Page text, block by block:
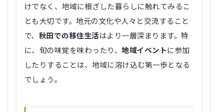
けでなく、地域に根ざした暮らしに触れてみるこ
とも大切です。地元の文化や人々と交流すること
で、 秋田での移住生活はより一層深まります。特
に、旬の味覚を味わったり、地域イベントに参加
したりすることは、地域に溶け込む第一歩となる
でしょう。